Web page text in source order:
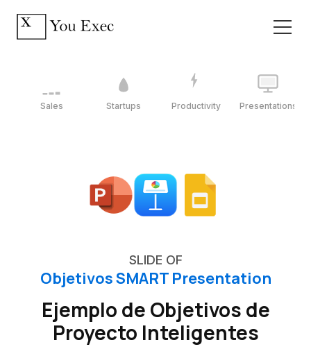
Sales Startups Productivity Presentations
SLIDE OF
Objetivos SMART Presentation
Ejemplo de Objetivos de
Proyecto Inteligentes